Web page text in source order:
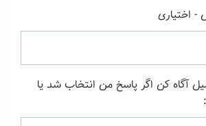
- اختیاری
آگاه کن اگر پاسخ من انتخاب شد یا